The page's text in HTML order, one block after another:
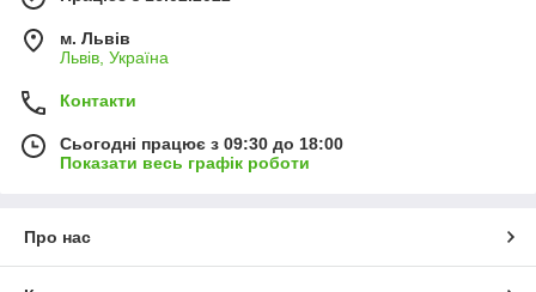
м. Львів
Львів, Україна
Контакти
Сьогодні працює з 09:30 до 18:00
Показати весь графік роботи
Про нас